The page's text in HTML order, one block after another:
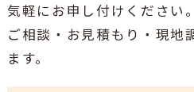
気軽にお申し付けください。
ご相談・お見積もり・現地
ます。